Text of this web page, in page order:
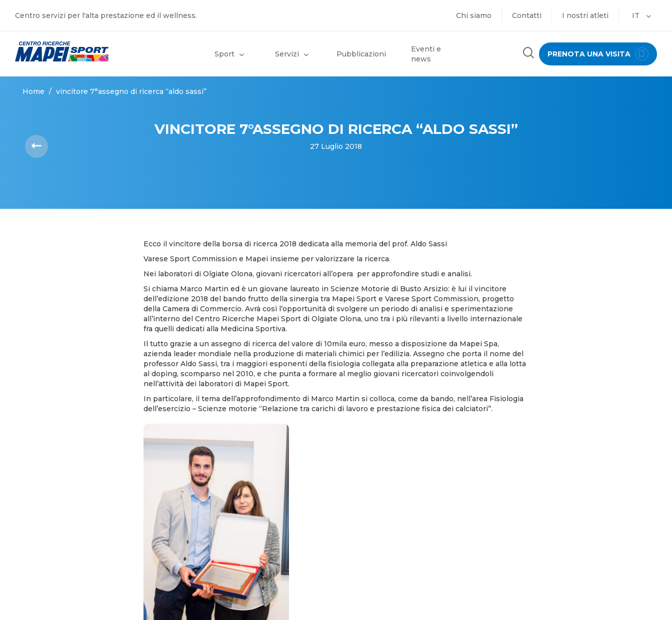
Centro servizi per l'alta prestazione ed il wellness. Chi siamo Contatti I nostri atleti IT
Sport Servizi Pubblicazioni
Eventi e
news
PRENOTA UNA VISITA
Home / vincitore 7°assegno di ricerca “aldo sassi”
VINCITORE 7°ASSEGNO DI RICERCA “ALDO SASSI”
27 Luglio 2018
Ecco il vincitore della borsa di ricerca 2018 dedicata alla memoria del prof. Aldo Sassi
Varese Sport Commission e Mapei insieme per valorizzare la ricerca.
Nei laboratori di Olgiate Olona, giovani ricercatori all’opera per approfondire studi e analisi.
Si chiama Marco Martin ed è un giovane laureato in Scienze Motorie di Busto Arsizio: è lui il vincitore
dell’edizione 2018 del bando frutto della sinergia tra Mapei Sport e Varese Sport Commission, progetto
della Camera di Commercio. Avrà così l’opportunità di svolgere un periodo di analisi e sperimentazione
all’interno del Centro Ricerche Mapei Sport di Olgiate Olona, uno tra i più rilevanti a livello internazionale
fra quelli dedicati alla Medicina Sportiva.
Il tutto grazie a un assegno di ricerca del valore di 10mila euro, messo a disposizione da Mapei Spa,
azienda leader mondiale nella produzione di materiali chimici per l’edilizia. Assegno che porta il nome del
professor Aldo Sassi, tra i maggiori esponenti della fisiologia collegata alla preparazione atletica e alla lotta
al doping, scomparso nel 2010, e che punta a formare al meglio giovani ricercatori coinvolgendoli
nell’attività dei laboratori di Mapei Sport.
In particolare, il tema dell’approfondimento di Marco Martin si colloca, come da bando, nell’area Fisiologia
dell’esercizio – Scienze motorie “Relazione tra carichi di lavoro e prestazione fisica dei calciatori”.